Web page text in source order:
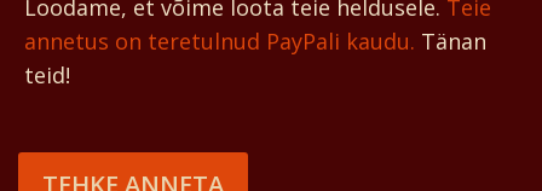
Loodame, et võime loota teie heldusele. Teie
annetus on teretulnud PayPali kaudu. Tänan
teid!
TEHKE ANNETA